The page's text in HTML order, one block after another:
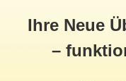
Ihre Neue
–